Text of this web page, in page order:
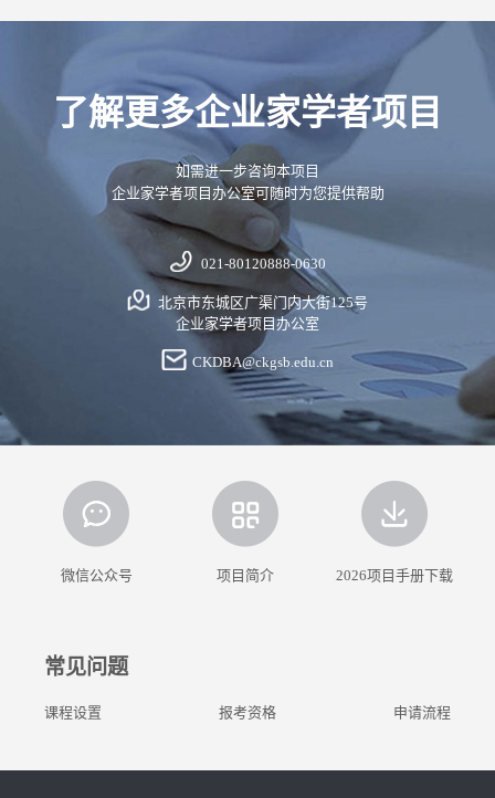
了解更多企业家学者项目
如需进一步咨询本项目
企业家学者项目办公室可随时为您提供帮助
021-80120888-0630
北京市东城区广渠门内大街125号
企业家学者项目办公室
CKDBA@ckgsb.edu.cn
微信公众号 项目简介 2026项目手册下载
常见问题
课程设置 报考资格 申请流程